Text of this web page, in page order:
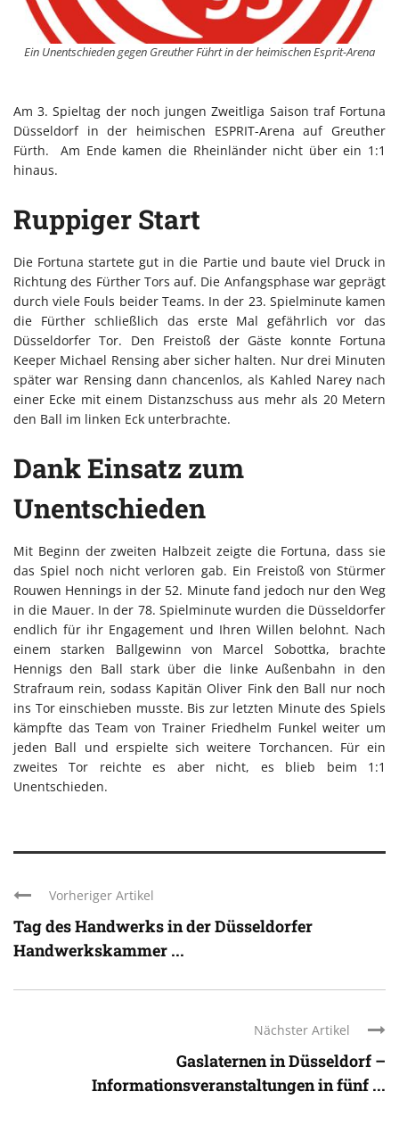
Ein Unentschieden gegen Greuther Führt in der heimischen Esprit-Arena
Am 3. Spieltag der noch jungen Zweitliga Saison traf Fortuna
Düsseldorf in der heimischen ESPRIT-Arena auf Greuther
Fürth. Am Ende kamen die Rheinländer nicht über ein 1:1
hinaus.
Ruppiger Start
Die Fortuna startete gut in die Partie und baute viel Druck in
Richtung des Fürther Tors auf. Die Anfangsphase war geprägt
durch viele Fouls beider Teams. In der 23. Spielminute kamen
die Fürther schließlich das erste Mal gefährlich vor das
Düsseldorfer Tor. Den Freistoß der Gäste konnte Fortuna
Keeper Michael Rensing aber sicher halten. Nur drei Minuten
später war Rensing dann chancenlos, als Kahled Narey nach
einer Ecke mit einem Distanzschuss aus mehr als 20 Metern
den Ball im linken Eck unterbrachte.
Dank Einsatz zum
Unentschieden
Mit Beginn der zweiten Halbzeit zeigte die Fortuna, dass sie
das Spiel noch nicht verloren gab. Ein Freistoß von Stürmer
Rouwen Hennings in der 52. Minute fand jedoch nur den Weg
in die Mauer. In der 78. Spielminute wurden die Düsseldorfer
endlich für ihr Engagement und Ihren Willen belohnt. Nach
einem starken Ballgewinn von Marcel Sobottka, brachte
Hennigs den Ball stark über die linke Außenbahn in den
Strafraum rein, sodass Kapitän Oliver Fink den Ball nur noch
ins Tor einschieben musste. Bis zur letzten Minute des Spiels
kämpfte das Team von Trainer Friedhelm Funkel weiter um
jeden Ball und erspielte sich weitere Torchancen. Für ein
zweites Tor reichte es aber nicht, es blieb beim 1:1
Unentschieden.
Vorheriger Artikel
Tag des Handwerks in der Düsseldorfer
Handwerkskammer ...
Nächster Artikel
Gaslaternen in Düsseldorf –
Informationsveranstaltungen in fünf ...